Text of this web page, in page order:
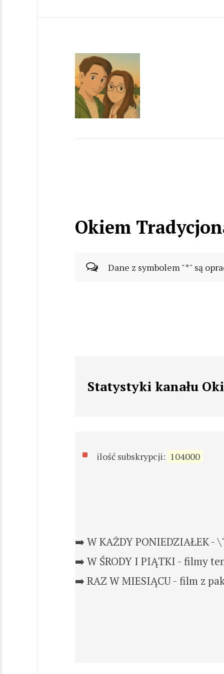
Okiem
Dane z symbolem "*" są
Statystyki kanału
ilość subskrypcji: 104000
➡️ W KAŻDY PONIEDZIAŁEK
➡️ W ŚRODY I PIĄTKI - filmy
➡️ RAZ W MIESIĄCU - film z